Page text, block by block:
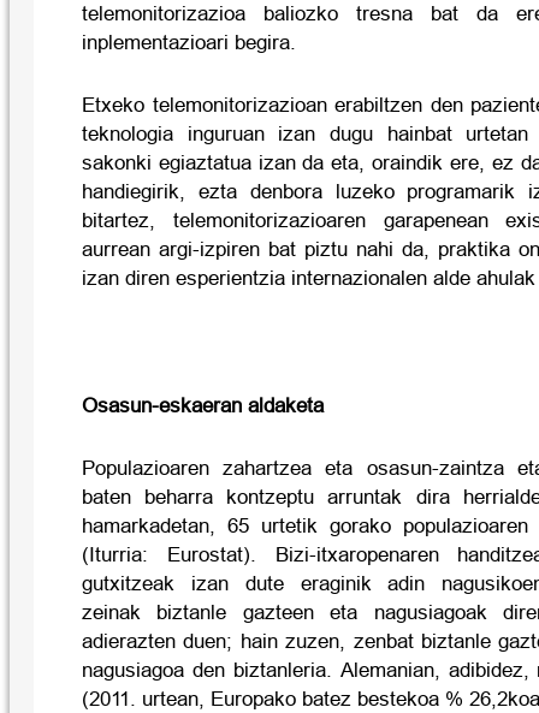
telemonitorizazioa baliozko tresna bat da
inplementazioari begira.
Etxeko telemonitorizazioan erabiltzen den
teknologia inguruan izan dugu hainbat urtetan
sakonki egiaztatua izan da eta, oraindik ere, ez
handiegirik, ezta denbora luzeko programarik
bitartez, telemonitorizazioaren garapenean
aurrean argi-izpiren bat piztu nahi da, praktika
izan diren esperientzia internazionalen alde
Osasun-eskaeran aldaketa
Populazioaren zahartzea eta osasun-zaintza
baten beharra kontzeptu arruntak dira
hamarkadetan, 65 urtetik gorako
(Iturria: Eurostat). Bizi-itxaropenaren
gutxitzeak izan dute eraginik adin
zeinak biztanle gazteen eta nagusiagoak
adierazten duen; hain zuzen, zenbat biztanle
nagusiagoa den biztanleria. Alemanian,
(2011. urtean, Europako batez bestekoa %